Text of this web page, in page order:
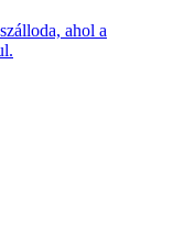
ahol a